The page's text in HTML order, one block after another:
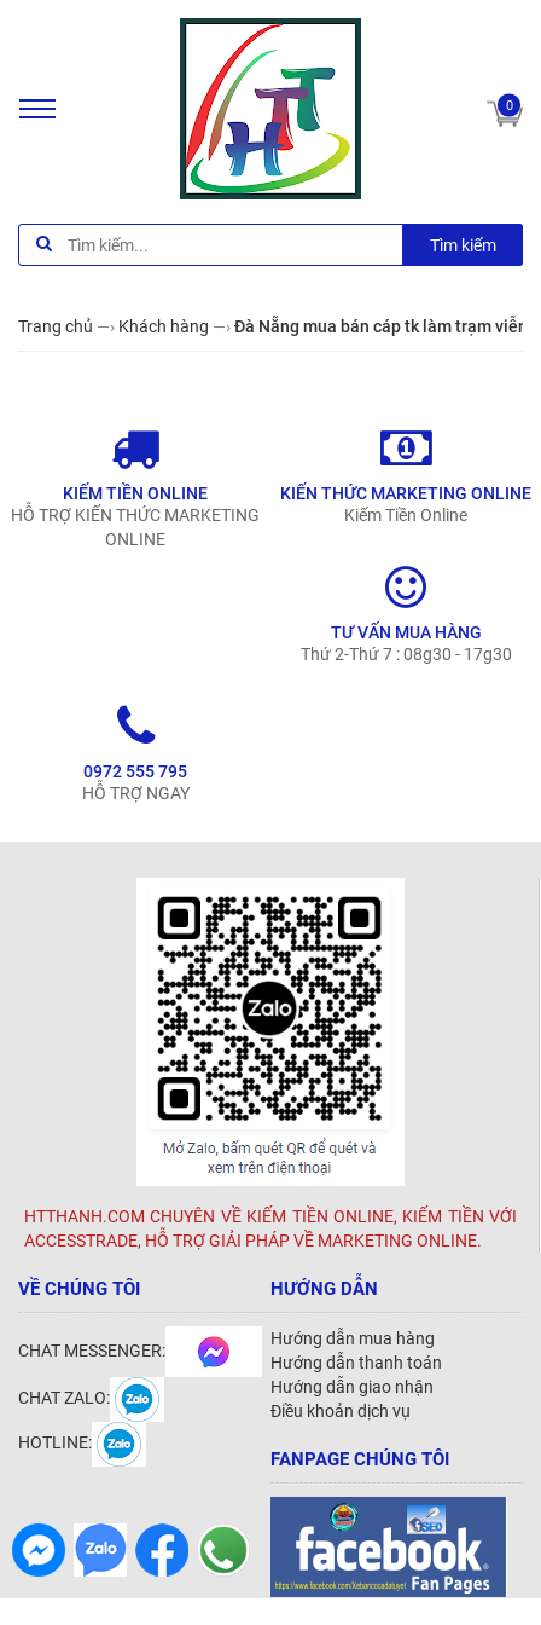
0
Tìm kiếm
Trang chủ —› Khách hàng —›Đà Nẵng mua bán cáp tk làm trạm viễn
KIẾM TIỀN ONLINE
HỖ TRỢ KIẾN THỨC MARKETING
ONLINE
KIẾN THỨC MARKETING ONLINE
Kiếm Tiền Online
TƯ VẤN MUA HÀNG
Thứ 2-Thứ 7 : 08g30 - 17g30
0972 555 795
HỖ TRỢ NGAY
HTTHANH.COM CHUYÊN VỀ KIẾM TIỀN ONLINE, KIẾM TIỀN VỚI
ACCESSTRADE, HỖ TRỢ GIẢI PHÁP VỀ MARKETING ONLINE.
VỀ CHÚNG TÔI
CHAT MESSENGER:
CHAT ZALO:
HOTLINE:
HƯỚNG DẪN
Hướng dẫn mua hàng
Hướng dẫn thanh toán
Hướng dẫn giao nhận
Điều khoản dịch vụ
FANPAGE CHÚNG TÔI